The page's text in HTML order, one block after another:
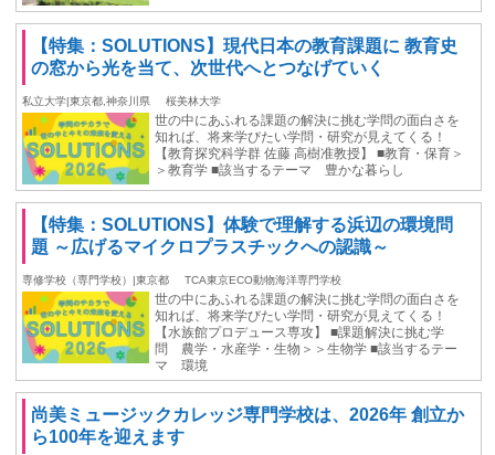
【特集：SOLUTIONS】現代日本の教育課題に 教育史
の窓から光を当て、次世代へとつなげていく
私立大学|東京都,神奈川県 桜美林大学
世の中にあふれる課題の解決に挑む学問の面白さを
知れば、将来学びたい学問・研究が見えてくる！
【教育探究科学群 佐藤 高樹准教授】 ■教育・保育＞
＞教育学 ■該当するテーマ 豊かな暮らし
【特集：SOLUTIONS】体験で理解する浜辺の環境問
題 ～広げるマイクロプラスチックへの認識～
専修学校（専門学校）|東京都 TCA東京ECO動物海洋専門学校
世の中にあふれる課題の解決に挑む学問の面白さを
知れば、将来学びたい学問・研究が見えてくる！
【水族館プロデュース専攻】 ■課題解決に挑む学
問 農学・水産学・生物＞＞生物学 ■該当するテー
マ 環境
尚美ミュージックカレッジ専門学校は、2026年 創立か
ら100年を迎えます